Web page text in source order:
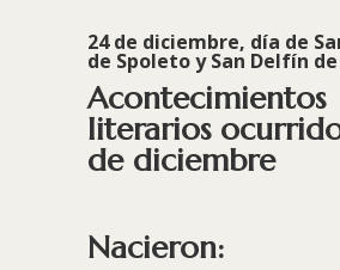
24 de diciembre, día de
de SpoletoySan Delfín
Acontecimientos
literarios
de diciembre
Nacieron: